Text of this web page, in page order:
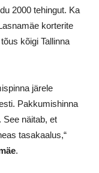
2000 tehingut. Ka
korterite
kõigi Tallinna
järele
Pakkumishinna
See näitab, et
tasakaalus,“
.